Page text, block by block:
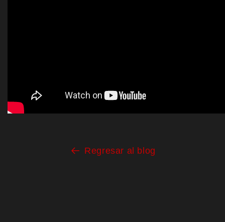
Regresar al blog